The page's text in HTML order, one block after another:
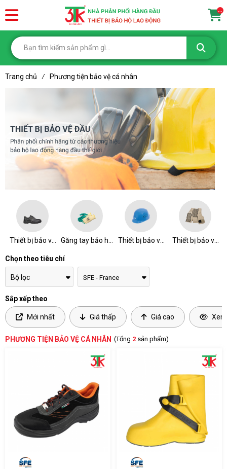
...
Trang chủ / Phương tiện bảo vệ cá nhân
Thiết bị bảo vệ
Găng tay bảo hộ
Thiết bị bảo vệ
Thiết bị bảo vệ
Chọn theo tiêu chí
Bộ lọc
Sắp xếp theo
Mới nhất Giá thấp Giá cao
PHƯƠNG TIỆN BẢO VỆ CÁ NHÂN (Tổng 2 sản phẩm)